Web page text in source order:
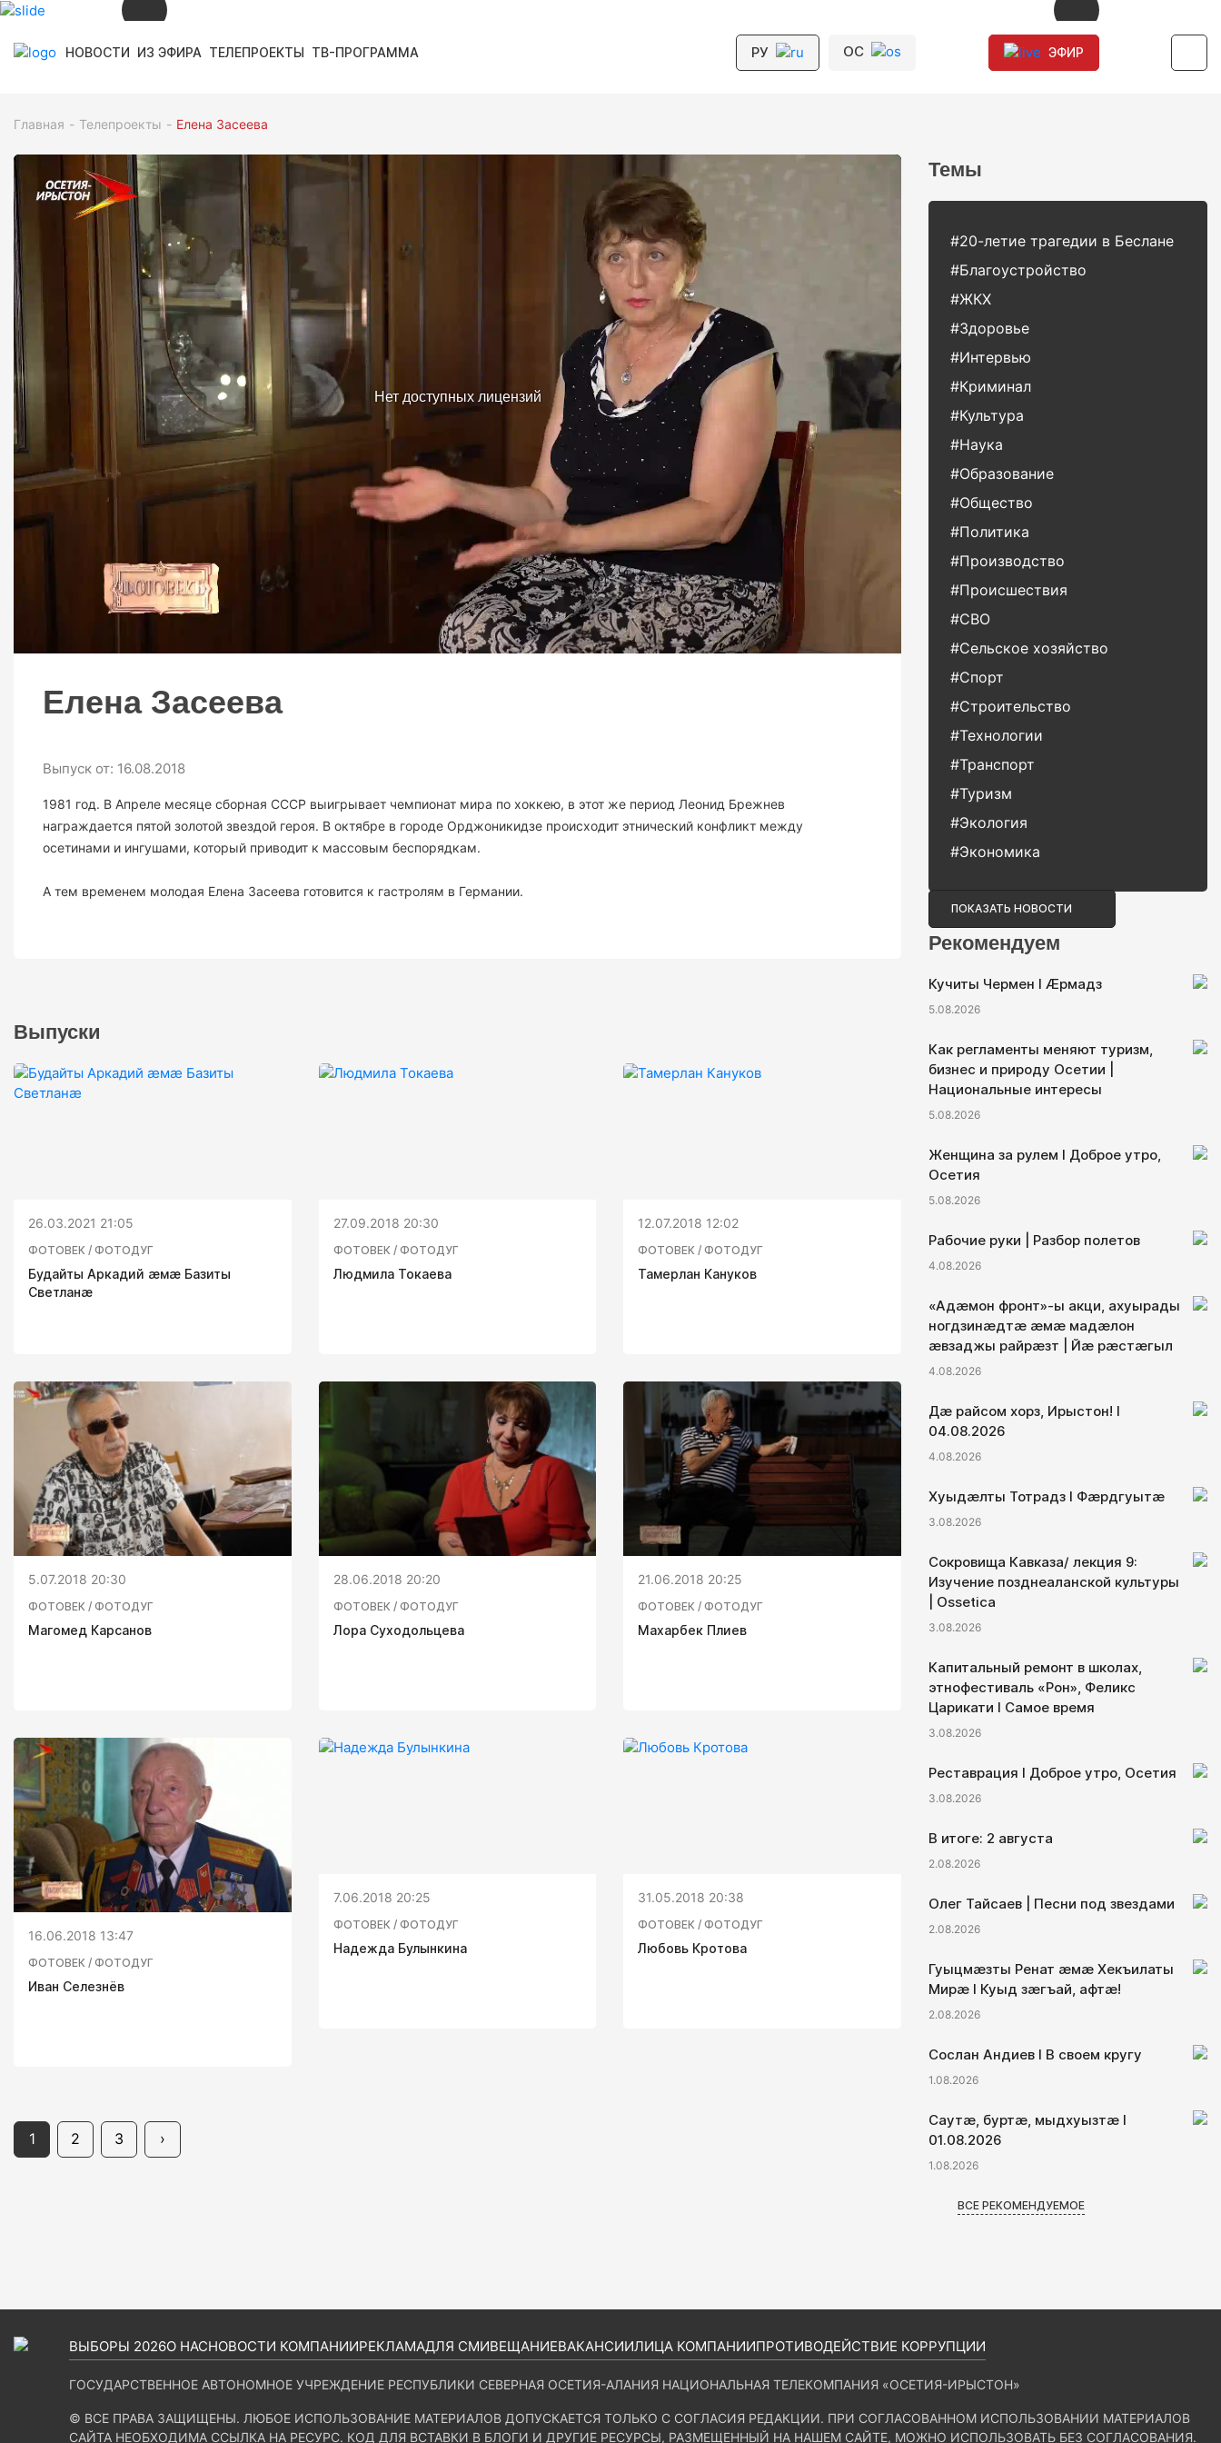
НОВОСТИ ИЗ ЭФИРА ТЕЛЕПРОЕКТЫ ТВ-ПРОГРАММА РУ ОС ЭФИР
СЕЙЧАС В ЭФИРЕ
СМОТРИТЕ ДАЛЕЕ
06:00
УТРО. НОВОСТИ
ДÆ РАЙСОМ ХОРЗ, ИРЫСТОН!
МУЗЫКÆ 12+
НА ДАЛЬНЕЙ ЗАСТАВЕ (18-АЯ СЕРИЯ)
НОВОСТИ (ПОВТОР) 12+
ТВ ПРОГРАММА
Главная Телепроекты Елена Засеева
Елена Засеева
Выпуск от: 16.08.2018
1981 год. В Апреле месяце сборная СССР выигрывает чемпионат мира по хоккею, в этот же период Леонид Брежнев
награждается пятой золотой звездой героя. В октябре в городе Орджоникидзе происходит этнический конфликт между
осетинами и ингушами, который приводит к массовым беспорядкам.
А тем временем молодая Елена Засеева готовится к гастролям в Германии.
Выпуски
26.03.2021 21:05
ФОТОВЕК / ФОТОДУГ
Будайты Аркадий æмæ Базиты
Светланæ
27.09.2018 20:30
ФОТОВЕК / ФОТОДУГ
Людмила Токаева
12.07.2018 12:02
ФОТОВЕК / ФОТОДУГ
Тамерлан Кануков
5.07.2018 20:30
ФОТОВЕК / ФОТОДУГ
Магомед Карсанов
28.06.2018 20:20
ФОТОВЕК / ФОТОДУГ
Лора Суходольцева
21.06.2018 20:25
ФОТОВЕК / ФОТОДУГ
Махарбек Плиев
16.06.2018 13:47
ФОТОВЕК / ФОТОДУГ
Иван Селезнёв
7.06.2018 20:25
ФОТОВЕК / ФОТОДУГ
Надежда Булынкина
31.05.2018 20:38
ФОТОВЕК / ФОТОДУГ
Любовь Кротова
1 2 3 ›
Темы
#20-летие трагедии в Беслане
#Благоустройство
#ЖКХ
#Здоровье
#Интервью
#Криминал
#Культура
#Наука
#Образование
#Общество
#Политика
#Производство
#Происшествия
#СВО
#Сельское хозяйство
#Спорт
#Строительство
#Технологии
#Транспорт
#Туризм
#Экология
#Экономика
ПОКАЗАТЬ НОВОСТИ
Рекомендуем
Кучиты Чермен I Æрмадз
5.08.2026
Как регламенты меняют туризм,
бизнес и природу Осетии |
Национальные интересы
5.08.2026
Женщина за рулем I Доброе утро,
Осетия
5.08.2026
Рабочие руки | Разбор полетов
4.08.2026
«Адæмон фронт»-ы акци, ахуырады
ногдзинæдтæ æмæ мадæлон
æвзаджы райрæзт | Йæ рæстæгыл
4.08.2026
Дæ райсом хорз, Ирыстон! I
04.08.2026
4.08.2026
Хуыдæлты Тотрадз I Фæрдгуытæ
3.08.2026
Сокровища Кавказа/ лекция 9:
Изучение позднеаланской культуры
| Ossetica
3.08.2026
Капитальный ремонт в школах,
этнофестиваль «Рон», Феликс
Царикати I Самое время
3.08.2026
Реставрация I Доброе утро, Осетия
3.08.2026
В итоге: 2 августа
2.08.2026
Олег Тайсаев | Песни под звездами
2.08.2026
Гуыцмӕзты Ренат ӕмӕ Хекъилаты
Мирӕ I Куыд зӕгъай, афтӕ!
2.08.2026
Сослан Андиев I В своем кругу
1.08.2026
Саутӕ, буртӕ, мыдхуызтӕ I
01.08.2026
1.08.2026
ВСЕ РЕКОМЕНДУЕМОЕ
ВЫБОРЫ 2026О НАСНОВОСТИ КОМПАНИИРЕКЛАМАДЛЯ СМИВЕЩАНИЕВАКАНСИИЛИЦА КОМПАНИИПРОТИВОДЕЙСТВИЕ КОРРУПЦИИ
ГОСУДАРСТВЕННОЕ АВТОНОМНОЕ УЧРЕЖДЕНИЕ РЕСПУБЛИКИ СЕВЕРНАЯ ОСЕТИЯ-АЛАНИЯ НАЦИОНАЛЬНАЯ ТЕЛЕКОМПАНИЯ «ОСЕТИЯ-ИРЫСТОН»
© ВСЕ ПРАВА ЗАЩИЩЕНЫ. ЛЮБОЕ ИСПОЛЬЗОВАНИЕ МАТЕРИАЛОВ ДОПУСКАЕТСЯ ТОЛЬКО С СОГЛАСИЯ РЕДАКЦИИ. ПРИ СОГЛАСОВАННОМ ИСПОЛЬЗОВАНИИ МАТЕРИАЛОВ
САЙТА НЕОБХОДИМА ССЫЛКА НА РЕСУРС. КОД ДЛЯ ВСТАВКИ В БЛОГИ И ДРУГИЕ РЕСУРСЫ, РАЗМЕЩЕННЫЙ НА НАШЕМ САЙТЕ, МОЖНО ИСПОЛЬЗОВАТЬ БЕЗ СОГЛАСОВАНИЯ.